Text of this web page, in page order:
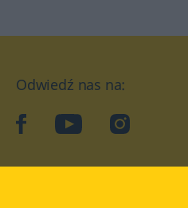
Odwiedź nas na:
facebookYouTubeInstagram